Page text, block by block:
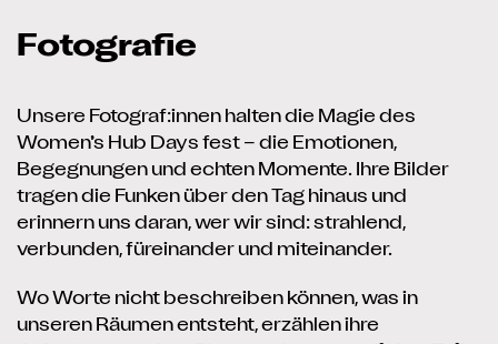
Fotografie
Unsere Fotograf:innen halten die Magie des
Women’s Hub Days fest – die Emotionen,
Begegnungen und echten Momente. Ihre Bilder
tragen die Funken über den Tag hinaus und
erinnern uns daran, wer wir sind: strahlend,
verbunden, füreinander und miteinander.
Wo Worte nicht beschreiben können, was in
unseren Räumen entsteht, erzählen ihre